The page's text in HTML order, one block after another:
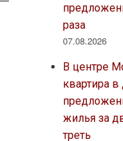
раза
07.08.2026
В центре
квартира
жилья за
треть